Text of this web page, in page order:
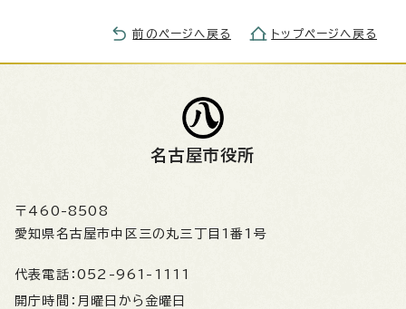
前のページへ戻る トップページへ戻る
名古屋市役所
〒460-8508
愛知県名古屋市中区三の丸三丁目1番1号
代表電話： 052-961-1111
開庁時間： 月曜日から金曜日